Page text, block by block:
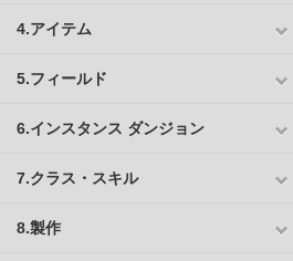
4.アイテム
5.フィールド
6.インスタンス ダンジョン
7.クラス・スキル
8.製作